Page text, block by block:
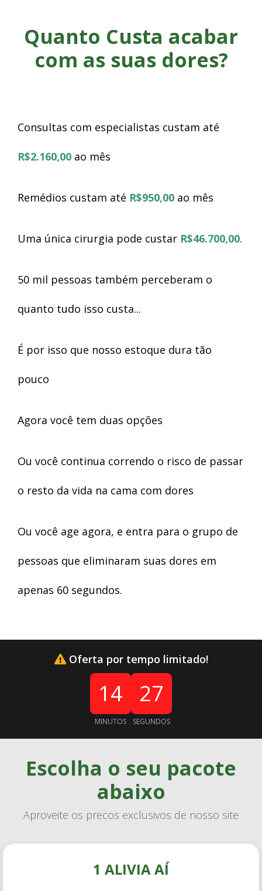
Quanto Custa acabar
com as suas dores?
Consultas com especialistas custam até
R$2.160,00 ao mês
Remédios custam até R$950,00 ao mês
Uma única cirurgia pode custar R$46.700,00.
50 mil pessoas também perceberam o
quanto tudo isso custa...
É por isso que nosso estoque dura tão
pouco
Agora você tem duas opções
Ou você continua correndo o risco de passar
o resto da vida na cama com dores
Ou você age agora, e entra para o grupo de
pessoas que eliminaram suas dores em
apenas 60 segundos.
Oferta por tempo limitado!
14
MINUTOS
26
SEGUNDOS
Escolha o seu pacote
abaixo
Aproveite os precos exclusivos de nosso site
1 ALIVIA AÍ